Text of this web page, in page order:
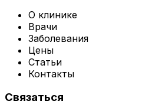
О клинике
Врачи
Заболевания
Цены
Статьи
Контакты
Связаться